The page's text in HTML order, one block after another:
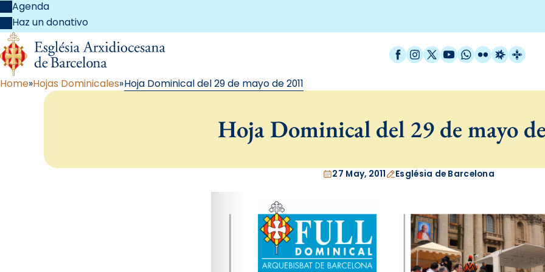
Agenda
Haz un donativo
Facebook
Instagram
X / Twitter
YouTube
WhatsApp
FlickrRadio
Home Hojas Dominicales Hoja Dominical del 29 de mayo de 2011
Hoja Dominical del 29 de mayo
27 May, 2011 Església de Barcelona